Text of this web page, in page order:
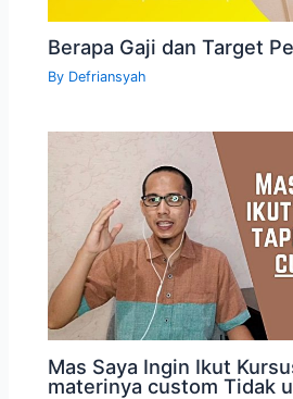
Berapa Gaji dan Target
By Defriansyah
Mas Saya Ingin Ikut
materinya custom Tidak